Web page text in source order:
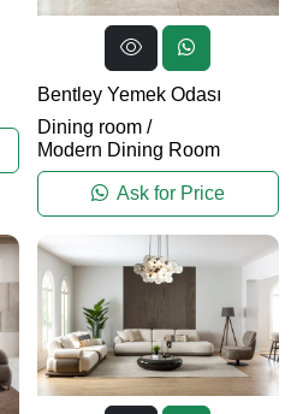
Bentley Yemek Odası
Dining room/
Modern Dining Room
Ask for Price